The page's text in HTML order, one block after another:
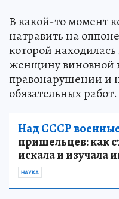
В какой-то момент
натравить на
которой
женщину виновной
правонарушении и
обязательных работ.
Над СССР
пришельцев: как
искала и изучала
НАУКА